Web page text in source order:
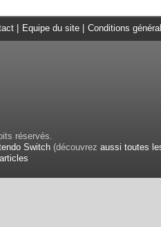
Equipe du site Conditions
réservés.
Switch (découvrez aussi toutes